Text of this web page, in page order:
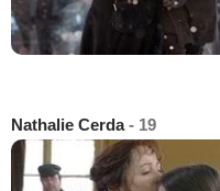
Nathalie Cerda- 19